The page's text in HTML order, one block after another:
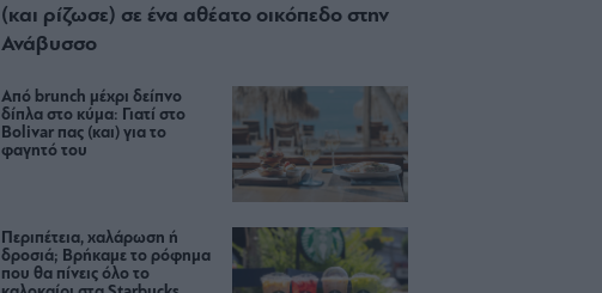
(και ρίζωσε) σε ένα αθέατο οικόπεδο στην
Ανάβυσσο
Από brunch μέχρι δείπνο
δίπλα στο κύμα: Γιατί στο
Bolivar πας (και) για το
φαγητό του
Περιπέτεια, χαλάρωση ή
δροσιά; Βρήκαμε το ρόφημα
που θα πίνεις όλο το